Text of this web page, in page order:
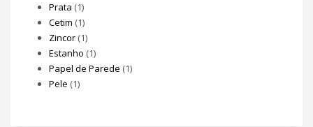
Prata (1)
Cetim (1)
Zincor (1)
Estanho (1)
Papel de Parede (1)
Pele (1)